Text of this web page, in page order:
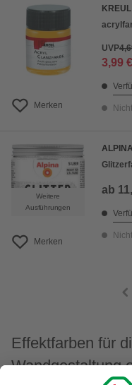
Merken
KREUL
UVP
3,99 €
Weitere
Ausführungen
Merken
ALPINA
ab
Effektfarben für
Wandgestaltung